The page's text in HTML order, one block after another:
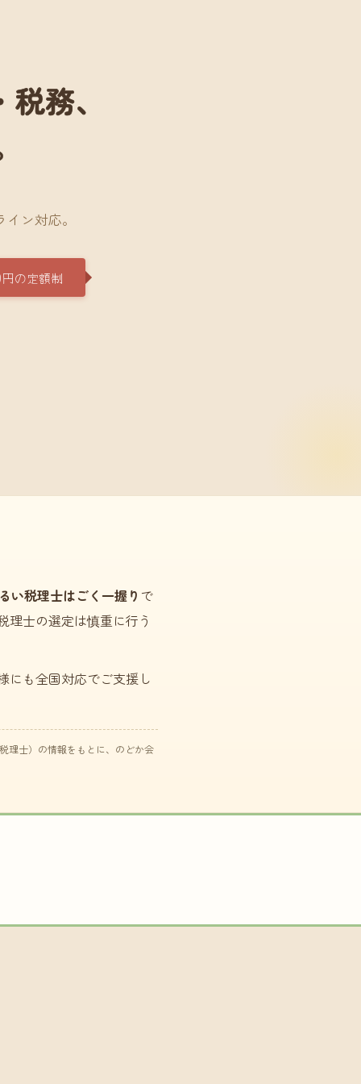
務、
ン対応。
の定額制
い税理士はごく一握り で
理士の選定は慎重に行う
にも全国対応でご支援し
理士）の情報をもとに、のどか会